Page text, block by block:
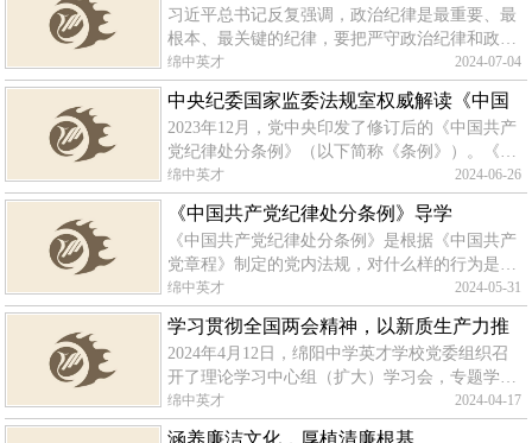
版）解读｜严明政治纪律和政治规矩 坚决
维护党中央权威和集中统一领导——政治
纪律部分修订内容解读
习近平总书记反复强调，政治纪律是最重要、最
根本、最关键的纪律，要把严守政治纪律和政治
规矩放在首位。党的二十大报告指出，坚持和加
强党中央集中统一领导，加强党的政治建设，严
明政治纪律和政治规矩。新时代十年
绵中英才 2024-07-04
中央纪委国家监委法规室权威解读《中国
共产党纪律处分条例》修订
2023年12月，党中央印发了修订后的《中国共产
党纪律处分条例》（以下简称《条例》）。《条
例》坚持以习近平新时代中国特色社会主义思想
为指导，全面贯彻党的二十大精神，深刻领
悟“两个确立”的决定性意义、坚决做到
绵中英才 2024-06-26
《中国共产党纪律处分条例》导学
《中国共产党纪律处分条例》是根据《中国共产
党章程》制定的党内法规，对什么样的行为是违
犯党的纪律的行为、应该给予什么处分，作出了
明确具体的规定。《条例》旨在维护党的章程和
其他党内法规，严肃党的纪律，纯洁
绵中英才 2024-05-31
学习贯彻全国两会精神，以新质生产力推
动绵中英才高质量发展
2024年4月12日，绵阳中学英才学校党委组织召
开了理论学习中心组（扩大）学习会，专题学习
研讨全国两会精神特别是习近平总书记参加江苏
代表团审议时的重要讲话精神。四川发展资产经
绵中英才 2024-04-17
涵养廉洁文化，厚植清廉根基